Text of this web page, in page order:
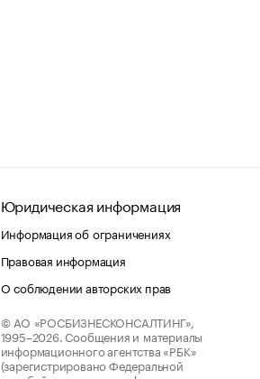
Юридическая информация
Информация об ограничениях
Правовая информация
О соблюдении авторских прав
© АО «РОСБИЗНЕСКОНСАЛТИНГ»,
1995–2026. Сообщения и материалы
информационного агентства «РБК»
(зарегистрировано Федеральной